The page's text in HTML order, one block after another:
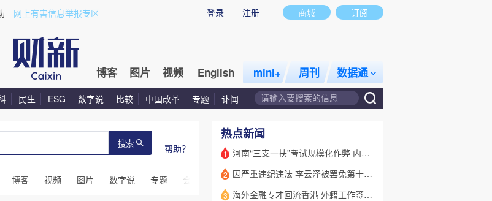
商城 订阅
登录 注册
网上有害信息举报专区
博客 图片 视频 English mini+ 周刊 数据通
民生 ESG 数字说 比较 中国改革 专题 讣闻
搜索 帮助？
博客 视频 图片 数字说 专题 会议 话题 特别呈现 私房课
热点新闻
1 河南“三支一扶”考试规模化作弊 内外勾结提前获取试卷
2 因严重违纪违法 李云泽被罢免第十四届全国人大代表职务
3
海外金融专才回流香港 外籍工作签证翻倍